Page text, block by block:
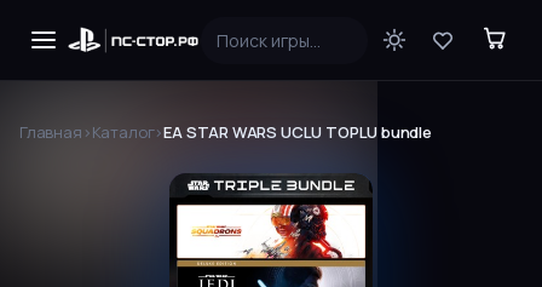
Главная ›Каталог›EA STAR WARS UCLU TOPLU bundle